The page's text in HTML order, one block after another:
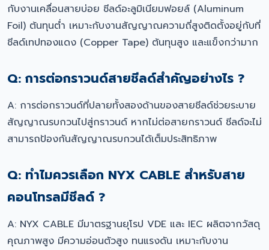
กับงานเคลื่อนสายบ่อย ชีลด์อะลูมิเนียมฟอยล์ (Aluminum
Foil) ต้นทุนต่ำ เหมาะกับงานสัญญาณความถี่สูงติดตั้งอยู่กับที่
ชีลด์เทปทองแดง (Copper Tape) ต้นทุนสูง และแข็งกว่ามาก
Q: การต่อกราวนด์สายชีลด์สำคัญอย่างไร ?
A: การต่อกราวนด์ที่ปลายทั้งสองด้านของสายชีลด์ช่วยระบาย
สัญญาณรบกวนไปสู่กราวนด์ หากไม่ต่อสายกราวนด์ ชีลด์จะไม่
สามารถป้องกันสัญญาณรบกวนได้เต็มประสิทธิภาพ
Q: ทำไมควรเลือก NYX CABLE สำหรับสาย
คอนโทรลมีชีลด์ ?
A: NYX CABLE มีมาตรฐานยุโรป VDE และ IEC ผลิตจากวัสดุ
คุณภาพสูง มีความอ่อนตัวสูง ทนแรงดัน เหมาะกับงาน